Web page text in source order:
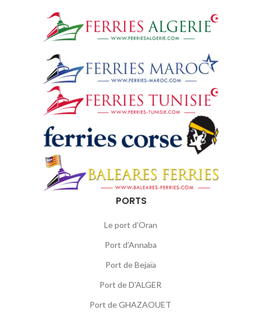
PORTS
Le port d’Oran
Port d’Annaba
Port de Bejaïa
Port de D’ALGER
Port de GHAZAOUET